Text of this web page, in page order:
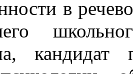
в
кандидат